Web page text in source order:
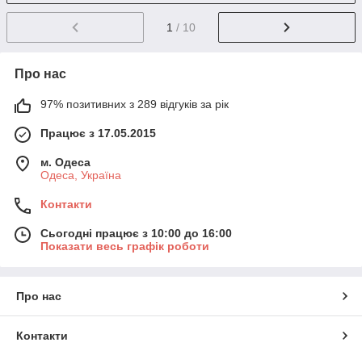
1 / 10
Про нас
97% позитивних з 289 відгуків за рік
Працює з 17.05.2015
м. Одеса
Одеса, Україна
Контакти
Сьогодні працює з 10:00 до 16:00
Показати весь графік роботи
Про нас
Контакти